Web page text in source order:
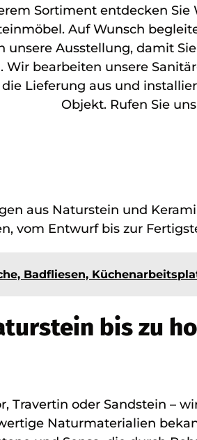
Sortiment entdecken Sie
Auf Wunsch
unsere Ausstellung, damit
Wir bearbeiten unsere
Lieferung aus und
Objekt. Rufen Sie
aus Naturstein und
vom Entwurf bis zur
Badfliesen,
bis zu
Travertin oder Sandstein –
Naturmaterialien